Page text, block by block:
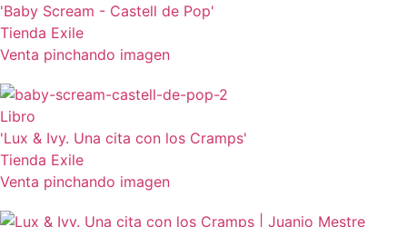
'Baby Scream - Castell de Pop'
Tienda Exile
Venta pinchando imagen
Libro
'Lux & Ivy. Una cita con los Cramps'
Tienda Exile
Venta pinchando imagen